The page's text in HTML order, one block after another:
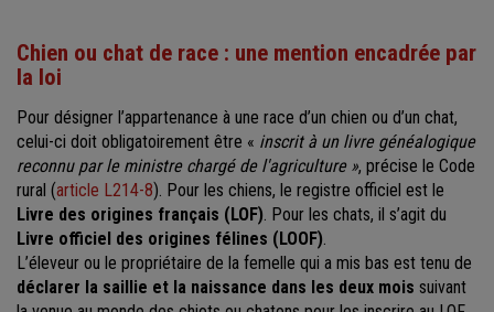
Chien ou chat de race : une mention encadrée par
la loi
Pour désigner l’appartenance à une race d’un chien ou d’un chat,
celui-ci doit obligatoirement être « inscrit à un livre généalogique
reconnu par le ministre chargé de l'agriculture », précise le Code
rural (article L214-8). Pour les chiens, le registre officiel est le
Livre des origines français (LOF). Pour les chats, il s’agit du
Livre officiel des origines félines (LOOF).
L’éleveur ou le propriétaire de la femelle qui a mis bas est tenu de
déclarer la saillie et la naissance dans les deux mois suivant